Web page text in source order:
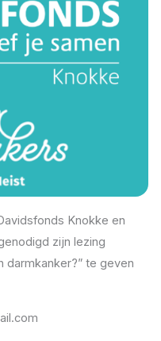
Knokke en
zijn lezing
darmkanker?” te geven